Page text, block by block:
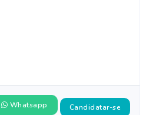
Whatsapp Candidatar-se